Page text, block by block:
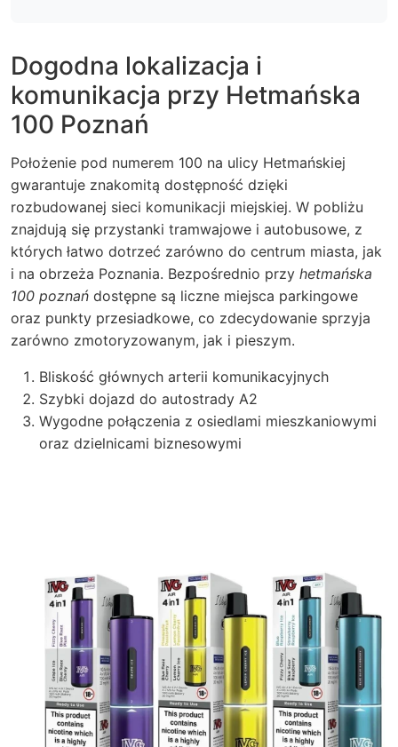
Dogodna lokalizacja i
komunikacja przy Hetmańska
100 Poznań
Położenie pod numerem 100 na ulicy Hetmańskiej
gwarantuje znakomitą dostępność dzięki
rozbudowanej sieci komunikacji miejskiej. W pobliżu
znajdują się przystanki tramwajowe i autobusowe, z
których łatwo dotrzeć zarówno do centrum miasta, jak
i na obrzeża Poznania. Bezpośrednio przy hetmańska
100 poznań dostępne są liczne miejsca parkingowe
oraz punkty przesiadkowe, co zdecydowanie sprzyja
zarówno zmotoryzowanym, jak i pieszym.
Bliskość głównych arterii komunikacyjnych
Szybki dojazd do autostrady A2
Wygodne połączenia z osiedlami mieszkaniowymi
oraz dzielnicami biznesowymi